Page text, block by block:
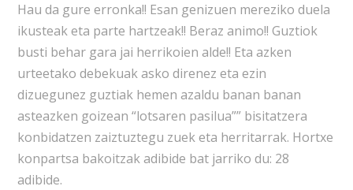
Hau da gure erronka!! Esan genizuen mereziko duela
ikusteak eta parte hartzeak!! Beraz animo!! Guztiok
busti behar gara jai herrikoien alde!! Eta azken
urteetako debekuak asko direnez eta ezin
dizuegunez guztiak hemen azaldu banan banan
asteazken goizean “lotsaren pasilua”” bisitatzera
konbidatzen zaiztuztegu zuek eta herritarrak. Hortxe
konpartsa bakoitzak adibide bat jarriko du: 28
adibide.